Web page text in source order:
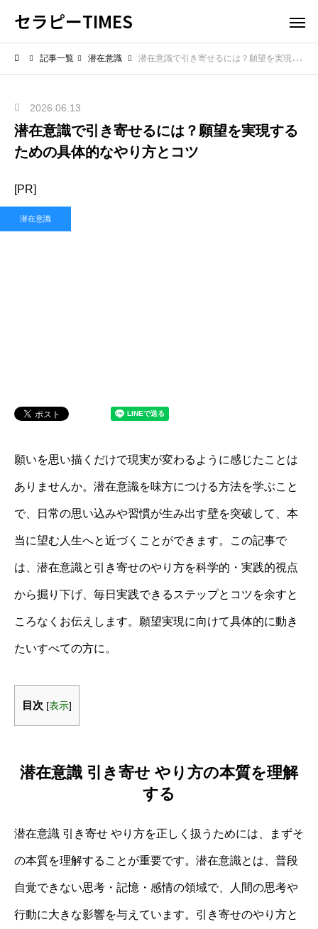
セラピーTIMES
記事一覧 潜在意識 潜在意識で引き寄せるには？願望を実現するための具体的なやり方とコツ
2026.06.13
潜在意識で引き寄せるには？願望を実現する
ための具体的なやり方とコツ
[PR]
潜在意識
願いを思い描くだけで現実が変わるように感じたことは
ありませんか。潜在意識を味方につける方法を学ぶこと
で、日常の思い込みや習慣が生み出す壁を突破して、本
当に望む人生へと近づくことができます。この記事で
は、潜在意識と引き寄せのやり方を科学的・実践的視点
から掘り下げ、毎日実践できるステップとコツを余すと
ころなくお伝えします。願望実現に向けて具体的に動き
たいすべての方に。
目次 [表示]
潜在意識 引き寄せ やり方の本質を理解
する
潜在意識 引き寄せ やり方を正しく扱うためには、まずそ
の本質を理解することが重要です。潜在意識とは、普段
自覚できない思考・記憶・感情の領域で、人間の思考や
行動に大きな影響を与えています。引き寄せのやり方と